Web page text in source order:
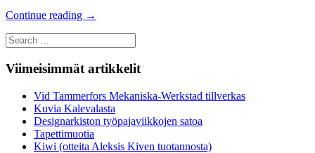
Continue reading →
Search
for:
Viimeisimmät artikkelit
Vid Tammerfors Mekaniska-Werkstad tillverkas
Kuvia Kalevalasta
Designarkiston työpajaviikkojen satoa
Tapettimuotia
Kiwi (otteita Aleksis Kiven tuotannosta)